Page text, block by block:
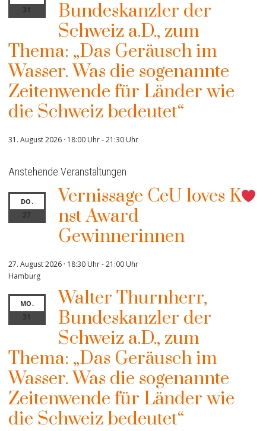
31
Bundeskanzler der
Schweiz a.D., zum
Thema: „Das Geräusch im
Wasser. Was die sogenannte
Zeitenwende für Länder wie
die Schweiz bedeutet“
31. August 2026 · 18:00 Uhr-21:30 Uhr
Anstehende Veranstaltungen
DO.
27
Vernissage CeU loves K
nst Award
Gewinnerinnen
27. August 2026 · 18:30 Uhr-21:00 Uhr
Hamburg
MO.
31
Walter Thurnherr,
Bundeskanzler der
Schweiz a.D., zum
Thema: „Das Geräusch im
Wasser. Was die sogenannte
Zeitenwende für Länder wie
die Schweiz bedeutet“